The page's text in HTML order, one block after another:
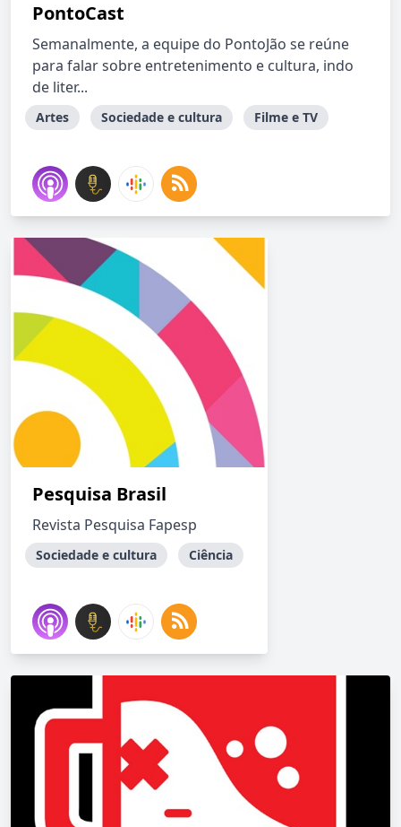
PontoCast
Semanalmente, a equipe do PontoJão se reúne
para falar sobre entretenimento e cultura, indo
de liter...
Artes Sociedade e cultura Filme e TV
Pesquisa Brasil
Revista Pesquisa Fapesp
Sociedade e cultura Ciência